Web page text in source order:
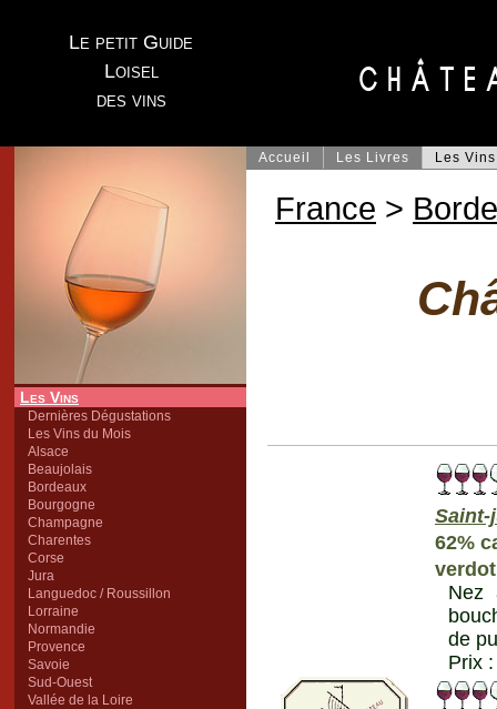
Le petit Guide
Loisel
des vins
Les Vins
Dernières Dégustations
Les Vins du Mois
Alsace
Beaujolais
Bordeaux
Bourgogne
Champagne
Charentes
Corse
Jura
Languedoc / Roussillon
Lorraine
Normandie
Provence
Savoie
Sud-Ouest
Vallée de la Loire
Accueil Les Livres Les Vins
France >
Saint-
62%
verdot
Nez
de
Prix